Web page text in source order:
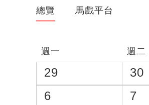
總覽 馬戲平台
週一 週二
29 30
6
7